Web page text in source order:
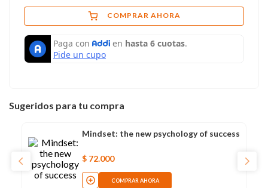
COMPRAR AHORA
Sugeridos para tu compra
Mindset: the new psychology of success
$ 72.000
COMPRAR AHORA